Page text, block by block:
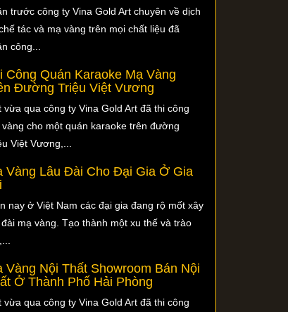
trước công ty Vina Gold Art chuyên về dịch
tác và mạ vàng trên mọi chất liệu đã
công...
Công Quán Karaoke Mạ Vàng
Đường Triệu Việt Vương
vừa qua công ty Vina Gold Art đã thi công
vàng cho một quán karaoke trên đường
Việt Vương,...
Vàng Lâu Đài Cho Đại Gia Ở Gia
nay ở Việt Nam các đại gia đang rộ mốt xây
đài mạ vàng. Tạo thành một xu thế và trào
Vàng Nội Thất Showroom Bán Nội
Ở Thành Phố Hải Phòng
vừa qua công ty Vina Gold Art đã thi công